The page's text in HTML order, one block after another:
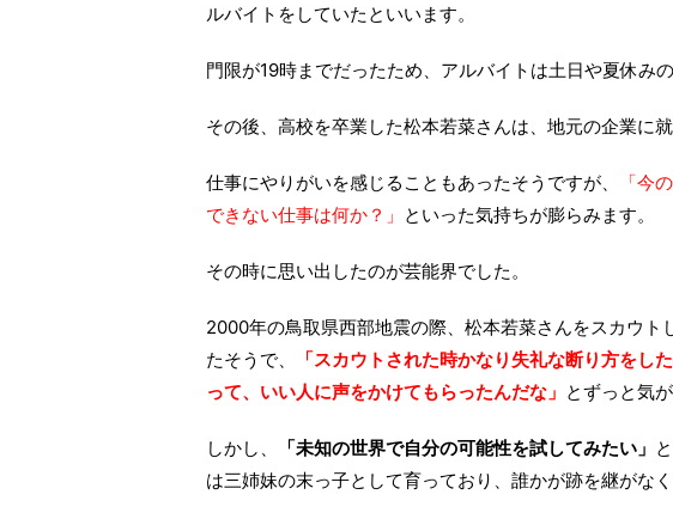
ルバイトをしていたといいます。
門限が19時までだったため、アルバイトは土日や夏休み
その後、高校を卒業した松本若菜さんは、地元の企業に
仕事にやりがいを感じることもあったそうですが、
「今
できない仕事は何か？」 といった気持ちが膨らみます。
その時に思い出したのが芸能界でした。
2000年の鳥取県西部地震の際、松本若菜さんをスカウト
たそうで、
「スカウトされた時かなり失礼な断り方をし
って、いい人に声をかけてもらったんだな」 とずっと気
しかし、 「未知の世界で自分の可能性を試してみたい」
は三姉妹の末っ子として育っており、誰かが跡を継がな